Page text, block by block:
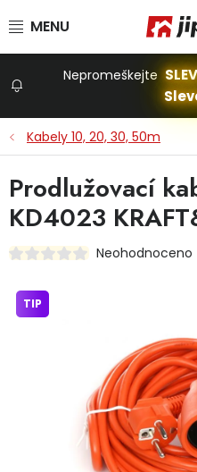
Stavba a dům
Dětská hřiště
Nepromeškejte
Kabely 10, 20, 30, 50m
Prodlužovací
KD4023
Neohodnoceno
TIP